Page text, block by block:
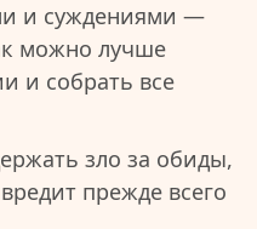
и суждениями —
можно лучше
и собрать все
зло за обиды,
прежде всего